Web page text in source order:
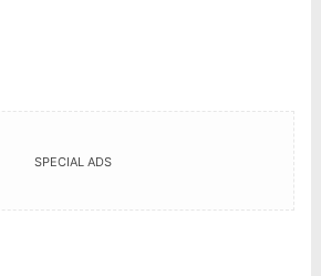
SPECIAL ADS